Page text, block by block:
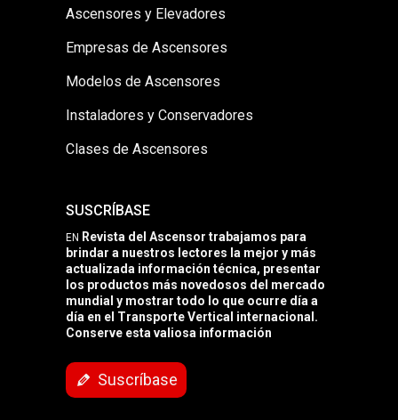
Ascensores y Elevadores
Empresas de Ascensores
Modelos de Ascensores
Instaladores y Conservadores
Clases de Ascensores
SUSCRÍBASE
EN Revista del Ascensor trabajamos para
brindar a nuestros lectores la mejor y más
actualizada información técnica, presentar
los productos más novedosos del mercado
mundial y mostrar todo lo que ocurre día a
día en el Transporte Vertical internacional.
Conserve esta valiosa información
Suscríbase